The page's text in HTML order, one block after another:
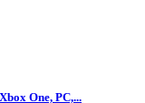
One, PC,...